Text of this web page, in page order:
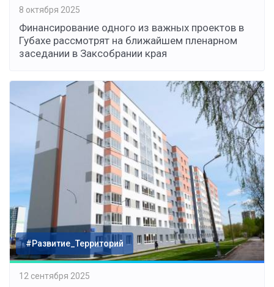
8 октября 2025
Финансирование одного из важных проектов в
Губахе рассмотрят на ближайшем пленарном
заседании в Заксобрании края
#Развитие_Территорий
12 сентября 2025